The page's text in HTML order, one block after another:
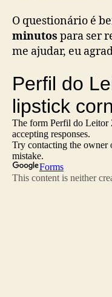
O questionário é
minutos para ser
me ajudar, eu